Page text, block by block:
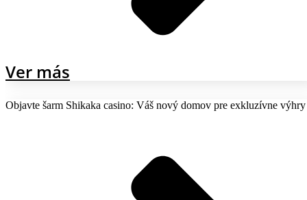
Ver más
Objavte šarm Shikaka casino: Váš nový domov pre exkluzívne výhry